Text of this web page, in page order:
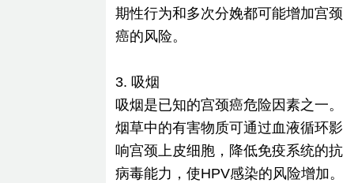
期性行为和多次分娩都可能增加宫颈
癌的风险。
3. 吸烟
吸烟是已知的宫颈癌危险因素之一。
烟草中的有害物质可通过血液循环影
响宫颈上皮细胞，降低免疫系统的抗
病毒能力，使HPV感染的风险增加。